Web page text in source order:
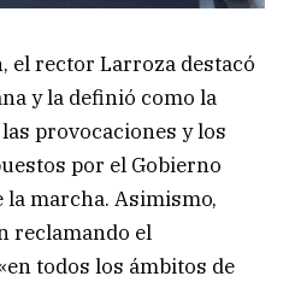
el rector Larroza destacó
y la definió como la
provocaciones y los
por el Gobierno
la marcha. Asimismo,
reclamando el
todos los ámbitos de